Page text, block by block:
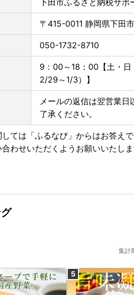
〒415-0011 静岡県下田
050-1732-8710
9：00～18：00【土・日
2/29～1/3）】
メールの返信は翌営業
了承ください。
ては「ふるなび」からはお答えで
わせいただくようお願いいたしま
集計